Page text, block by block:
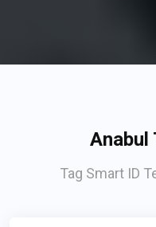
Anabul
Tag Smart ID